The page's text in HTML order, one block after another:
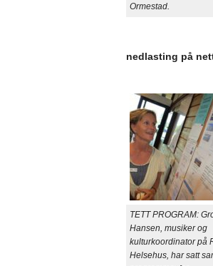
Ormestad.
nedlasting på
TETT PROGRAM:
Hansen, musiker og
kulturkoordinator på
Helsehus, har satt